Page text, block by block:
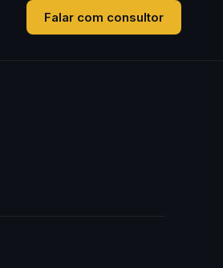
Falar com consultor